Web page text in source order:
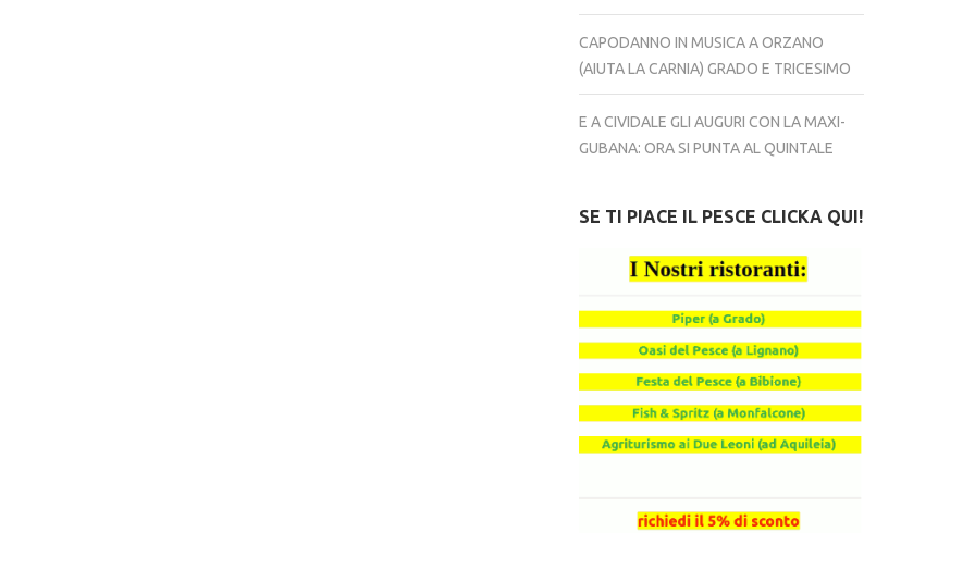
CAPODANNO IN MUSICA A ORZANO
(AIUTA LA CARNIA) GRADO E TRICESIMO
E A CIVIDALE GLI AUGURI CON LA MAXI-
GUBANA: ORA SI PUNTA AL QUINTALE
SE TI PIACE IL PESCE CLICKA QUI!